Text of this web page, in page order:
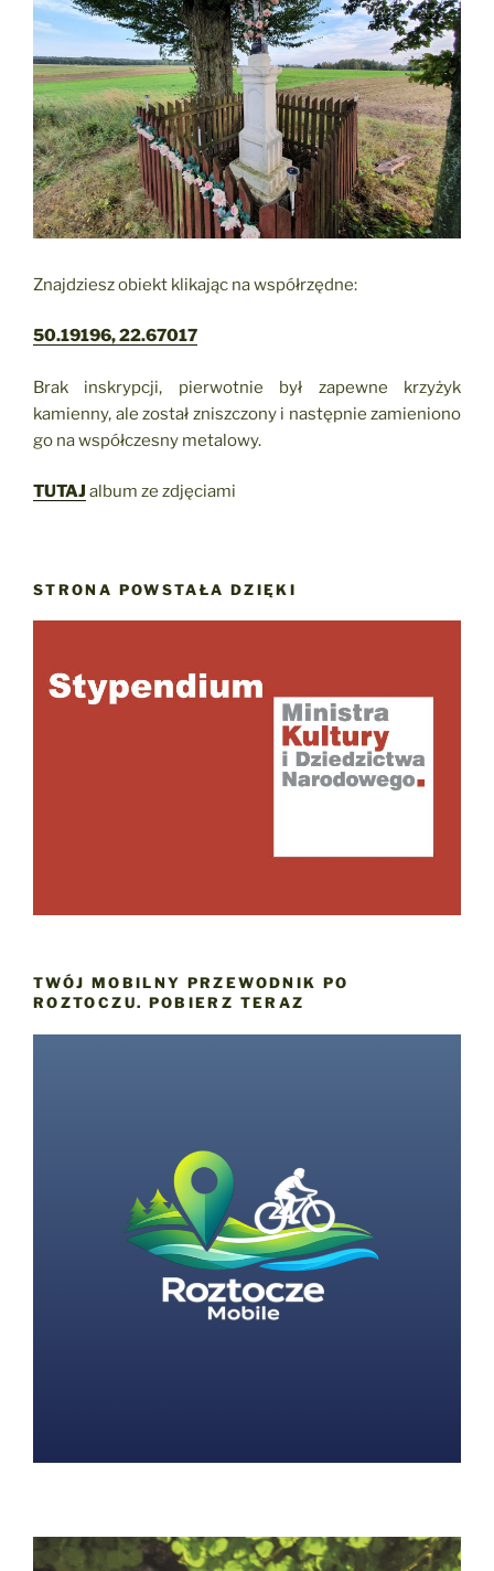
Znajdziesz obiekt klikając na współrzędne:
50.19196, 22.67017
Brak inskrypcji, pierwotnie był zapewne krzyżyk
kamienny, ale został zniszczony i następnie zamieniono
go na współczesny metalowy.
TUTAJ album ze zdjęciami
STRONA POWSTAŁA DZIĘKI
TWÓJ MOBILNY PRZEWODNIK PO
ROZTOCZU. POBIERZ TERAZ